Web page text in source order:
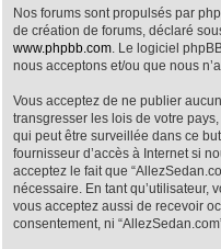
Nos forums sont propulsés par
de création de forums, déclaré
www.phpbb.com. Le logiciel
nous acceptons et/ou que nous
Vous acceptez de ne publier
transgresser les lois de votre
qui peut être surveillée dans ce
fournisseur d’accès à Internet si
acceptez le fait que
nécessaire. En tant qu’utilisateur,
vous acceptez aussi de recevoir
consentement, ni